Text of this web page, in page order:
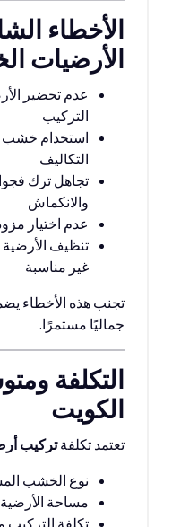
الأخطاء
الأرضيات
عدم تحضير
التركيب
استخدام خشب
التكاليف
تجاهل ترك
والانكماش
عدم اختيار
تنظيف الأرضية
غير مناسبة
تجنب هذه الأخطاء
جماليًا مستمرًا.
التكلفة
الكويت
تعتمد تكلفةتركيب
نوع الخشب
مساحة الأرضية
تكلفة التركيب